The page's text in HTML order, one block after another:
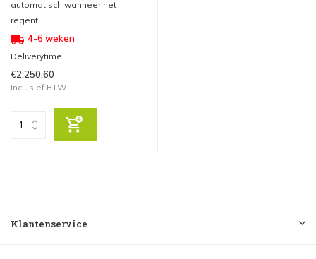
automatisch wanneer het
regent.
4-6 weken
Deliverytime
€2.250,60
Inclusief BTW
Klantenservice